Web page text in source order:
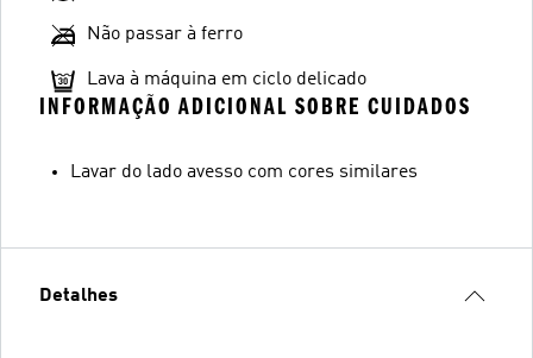
Não passar à ferro
Lava à máquina em ciclo delicado
INFORMAÇÃO ADICIONAL SOBRE CUIDADOS
Lavar do lado avesso com cores similares
Detalhes